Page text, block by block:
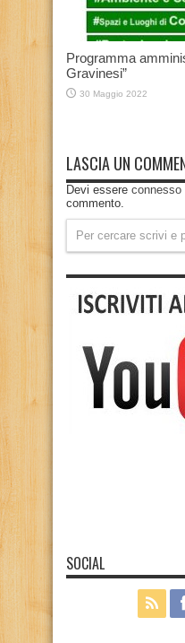
Programma
Gravinesi”
30 Maggio 2022
LASCIA UN
Devi essere connesso
commento.
SOCIAL